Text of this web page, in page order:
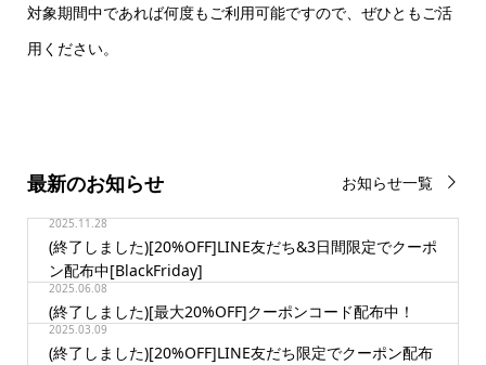
対象期間中であれば何度もご利用可能ですので、ぜひともご活
用ください。
最新のお知らせ お知らせ一覧
2025.11.28
(終了しました)[20%OFF]LINE友だち&3日間限定でクーポ
ン配布中[BlackFriday]
2025.06.08
(終了しました)[最大20%OFF]クーポンコード配布中！
2025.03.09
(終了しました)[20%OFF]LINE友だち限定でクーポン配布